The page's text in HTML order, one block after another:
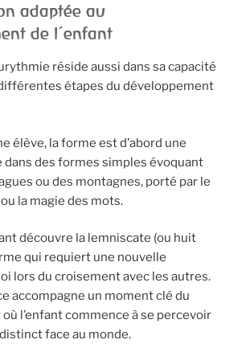
adaptée au
de l’enfant
réside aussi dans sa capacité
différentes étapes du développement
élève, la forme est d’abord une
dans des formes simples évoquant
ou des montagnes, porté par le
la magie des mots.
découvre la lemniscate (ou huit
qui requiert une nouvelle
lors du croisement avec les autres.
accompagne un moment clé du
l’enfant commence à se percevoir
face au monde.